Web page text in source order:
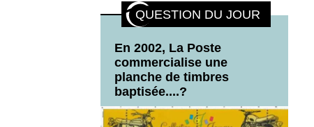
QUESTION DU JOUR
En 2002, La Poste
commercialise une
planche de timbres
baptisée....?